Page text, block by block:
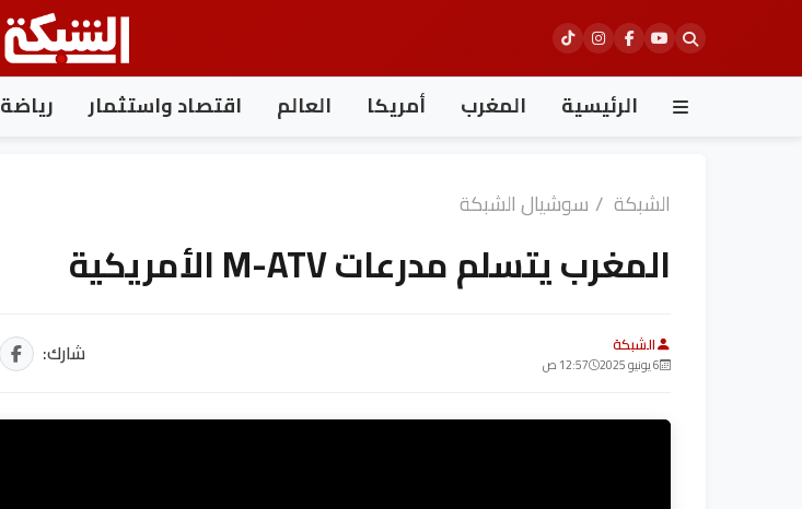
الرئيسية المغرب أمريكا العالم اقتصاد واستثمار رياضة
الشبكة / سوشيال الشبكة
المغرب يتسلم مدرعات M-ATV الأمريكية
الشبكة
6 يونيو 2025 12:57 ص شارك: